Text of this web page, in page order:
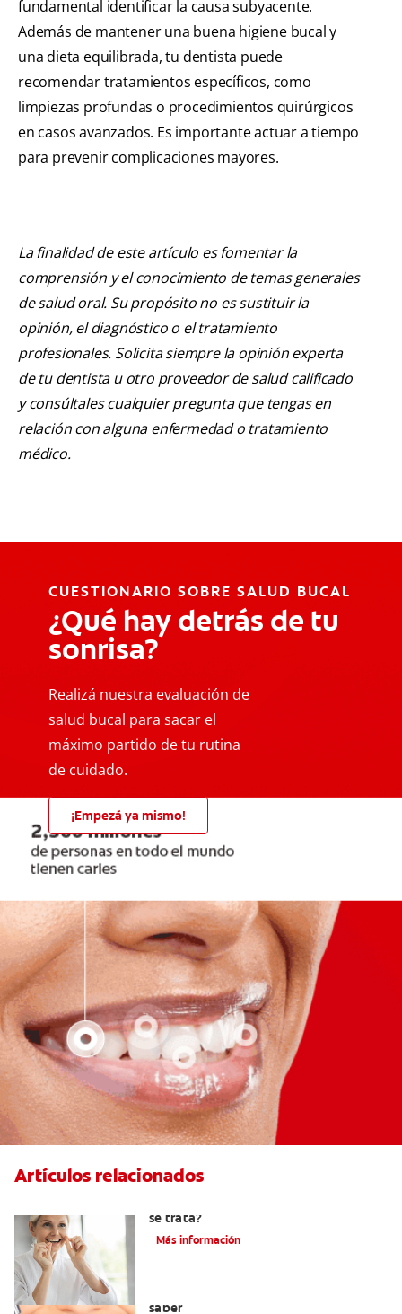
fundamental identificar la causa subyacente.
Además de mantener una buena higiene bucal y
una dieta equilibrada, tu dentista puede
recomendar tratamientos específicos, como
limpiezas profundas o procedimientos quirúrgicos
en casos avanzados. Es importante actuar a tiempo
para prevenir complicaciones mayores.
La finalidad de este artículo es fomentar la
comprensión y el conocimiento de temas generales
de salud oral. Su propósito no es sustituir la
opinión, el diagnóstico o el tratamiento
profesionales. Solicita siempre la opinión experta
de tu dentista u otro proveedor de salud calificado
y consúltales cualquier pregunta que tengas en
relación con alguna enfermedad o tratamiento
médico.
CUESTIONARIO SOBRE SALUD BUCAL
¿Qué hay detrás de tu
sonrisa?
Realizá nuestra evaluación de
salud bucal para sacar el
máximo partido de tu rutina
de cuidado.
¡Empezá ya mismo!
Artículos relacionados
se trata?
Más información
saber